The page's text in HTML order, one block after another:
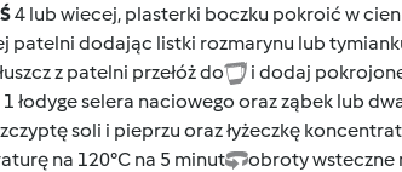
4 lub wiecej, plasterki boczku pokroić w
patelni dodając listki rozmarynu lub
z patelni przełóż do
i dodaj pokrojone
łodyge selera naciowego oraz ząbek lub
soli i pieprzu oraz łyżeczkę
na 120°C na 5 minut
obroty wsteczne